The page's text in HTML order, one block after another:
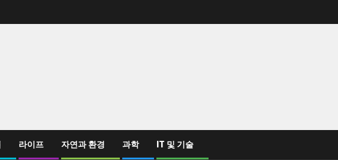
라이프 자연과 환경 과학 IT 및 기술